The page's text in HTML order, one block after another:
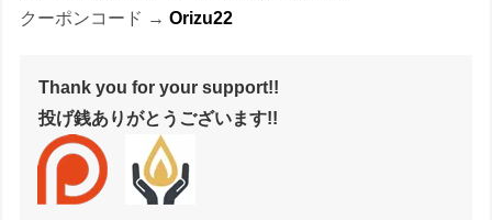
クーポンコード →Orizu22
Thank you for your support!!
投げ銭ありがとうございます!!